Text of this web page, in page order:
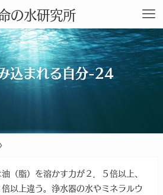
の水研究所
込まれる自分-24
（脂）を溶かす力が２．５倍以上、
以上違う。浄水器の水やミネラルウ